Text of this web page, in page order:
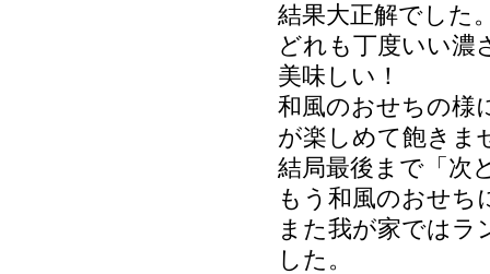
結果大正解でした
どれも丁度いい濃
美味しい！
和風のおせちの様
が楽しめて飽きま
結局最後まで「次
もう和風のおせち
また我が家ではラ
した。